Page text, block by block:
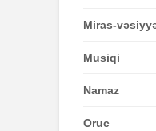
Miras-
Musiqi
Namaz
Oruc